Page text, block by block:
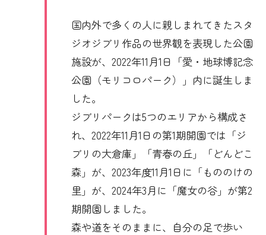
国内外で多くの人に親しまれてきたスタ
ジオジブリ作品の世界観を表現した公園
施設が、2022年11月1日「愛・地球博記念
公園（モリコロパーク）」内に誕生しま
した。
ジブリパークは5つのエリアから構成さ
れ、2022年11月1日の第1期開園では「ジ
ブリの大倉庫」「青春の丘」「どんどこ
森」が、2023年度11月1日に「もののけの
里」が、2024年3月に「魔女の谷」が第2
期開園しました。
森や道をそのままに、自分の足で歩い